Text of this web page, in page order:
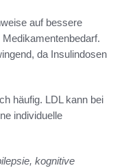
auf bessere
da Insulindosen
häufig. LDL kann bei
individuelle
kognitive